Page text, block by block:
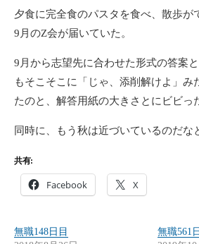
夕食に完全食のパスタを食べ、散歩が
9月のZ会が届いていた。
9月から志望先に合わせた形式の答案
もそこそこに「じゃ、添削解けよ」み
たのと、解答用紙の大きさとにビビっ
同時に、もう秋は近づいているのだな
共有:
Facebook X
無職148日目
無職561